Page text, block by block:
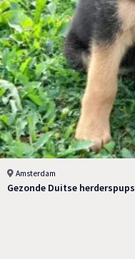
Amsterdam
Gezonde Duitse herderspups